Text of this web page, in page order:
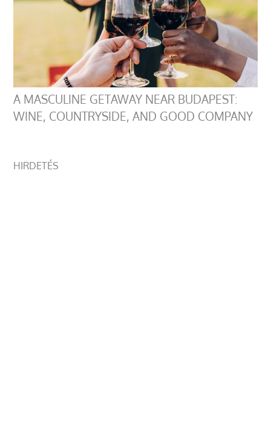
A MASCULINE GETAWAY NEAR BUDAPEST:
WINE, COUNTRYSIDE, AND GOOD COMPANY
HIRDETÉS